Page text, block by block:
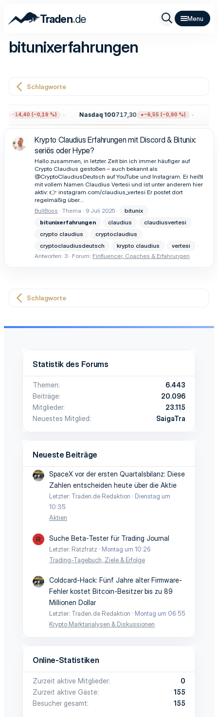
Traden.de
bitunixerfahrungen
Schlagworte
−14,40 (−0,19 %) Nasdaq 100717,30 −6,55 (−0,90 %)
Krypto Claudius Erfahrungen mit Discord & Bitunix:
seriös oder Hype?
Hallo zusammen, in letzter Zeit bin ich immer häufiger auf
Crypto Claudius gestoßen – auch bekannt als
@CryptoClaudiusDeutsch auf YouTube und Instagram. Er heißt
mit vollem Namen Claudius Vertesi und ist unter anderem hier
aktiv: 👉 instagram.com/claudius_vertesi Er postet dort
regelmäßig über...
BullBoss
Thema 9 Juli 2025
bitunix
bitunixerfahrungen
claudius
claudiusvertesi
crypto claudius
cryptoclaudius
cryptoclaudiusdeutsch
krypto claudius
vertesi
Antworten: 3
Forum: Finfluencer, Coaches & Erfahrungen
Schlagworte
Statistik des Forums
Themen
6.443
Beiträge
20.096
Mitglieder
23.115
Neuestes Mitglied
SaigaTra
Neueste Beiträge
SpaceX vor der ersten Quartalsbilanz: Diese
Zahlen entscheiden heute über die Aktie
Letzter: Traden.de Redaktion
Dienstag um
10:35
Aktien
R Suche Beta-Tester für Trading Journal
Letzter: Ratzfratz
Montag um 10:26
Trading-Tagebuch, Ziele & Erfolge
Coldcard-Hack: Fünf Jahre alter Firmware-
Fehler kostet Bitcoin-Besitzer bis zu 89
Millionen Dollar
Letzter: Traden.de Redaktion
Montag um 06:55
Krypto Marktanalysen & Diskussionen
Online-Statistiken
Zurzeit aktive Mitglieder
0
Zurzeit aktive Gäste
155
Besucher gesamt
155